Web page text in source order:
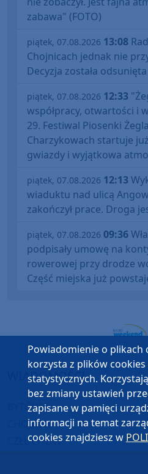
zabawa" (FOTO)
piątek, 07.08.2026 13:08
Chojnicach jednak nie
Decyzja została
piątek, 07.08.2026 12:33
współpracy, otwartości i
29. Festiwal Piosenki
Charzykowach startuje
gwiazdy i wyjątkowa
piątek, 07.08.2026 12:13
wiaduktu nad ulicą
zakończył prace. Droga
piątek, 07.08.2026 09:36
podpisały umowę na
rowerowej przy drodze
Część miejska już
WIADOMOŚCI
BYTÓW
CHOJNICE
CZŁUCHÓW
Powiadomienie o plikach
korzysta z plików
statystycznych.
bez zmiany ustawień
zapisane w pamięci
informacji na temat
cookies znajdziesz w